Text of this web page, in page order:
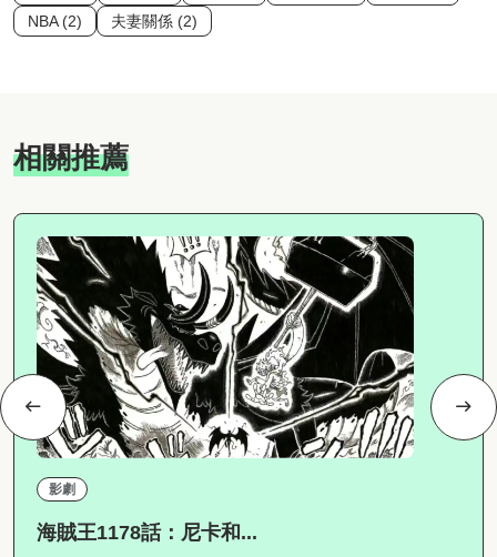
NBA (2)
夫妻關係 (2)
相關推薦
影劇
海賊王1178話：尼卡和...